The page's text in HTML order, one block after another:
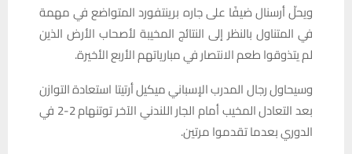
ويحلّ أرسنال ضيفًا على جاره برينتفورد المتواضع في مهمة
في المتناول بالنظر إلى النتائج المخيبة لأصحاب الأرض الذين
لم يتذوقوا طعم الانتصار في مبارياتهم الأربع الأخيرة.
وسيحاول رجال المدرب الإسباني ميكيل أرتيتا استعادة التوازن
بعد التعادل المخيب أمام الجار اللندني الآخر توتنهام 2-2 في
الدوري بعدما تقدموا مرتين.